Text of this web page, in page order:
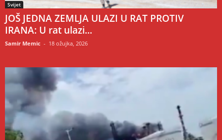
Svijet
JOŠ JEDNA ZEMLJA ULAZI U RAT PROTIV
IRANA: U rat ulazi...
Samir Memic - 18 ožujka, 2026